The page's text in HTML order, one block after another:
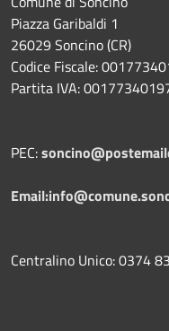
Piazza Garibaldi 1
26029 Soncino (CR)
Codice Fiscale:
Partita IVA:
PEC:
Centralino Unico: 0374